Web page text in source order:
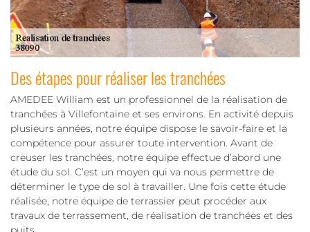
Des étapes pour réaliser les tranchées
AMEDEE William est un professionnel de la réalisation de
tranchées à Villefontaine et ses environs. En activité depuis
plusieurs années, notre équipe dispose le savoir-faire et la
compétence pour assurer toute intervention. Avant de
creuser les tranchées, notre équipe effectue d’abord une
étude du sol. C’est un moyen qui va nous permettre de
déterminer le type de sol à travailler. Une fois cette étude
réalisée, notre équipe de terrassier peut procéder aux
travaux de terrassement, de réalisation de tranchées et des